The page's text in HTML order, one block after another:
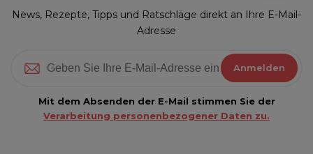
News, Rezepte, Tipps und Ratschläge direkt an Ihre E-Mail-
Adresse
Anmelden
Mit dem Absenden der E-Mail stimmen Sie der
Verarbeitung personenbezogener Daten zu.